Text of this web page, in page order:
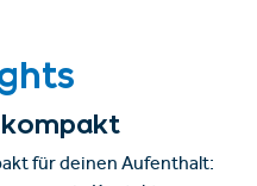
kompakt
für deinen Aufenthalt: